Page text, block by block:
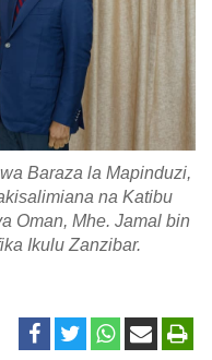
Baraza la Mapinduzi,
na Katibu
Oman, Mhe. Jamal bin
Ikulu Zanzibar.